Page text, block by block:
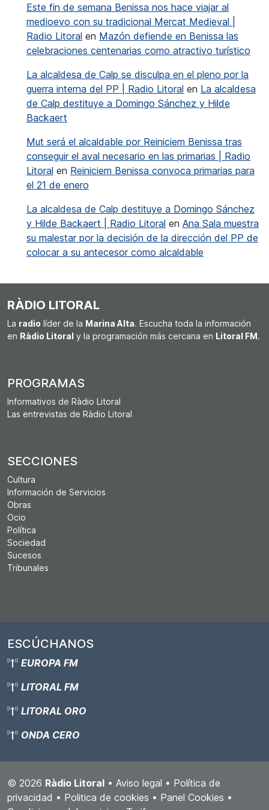
Este fin de semana Benissa nos hace viajar al
medioevo con su tradicional Mercat Medieval |
Radio Litoral en Mazón defiende en Benissa las
celebraciones centenarias como atractivo turístico
La alcaldesa de Calp se disculpa en el pleno por la
guerra interna del PP | Radio Litoral en La alcaldesa
de Calp destituye a Domingo Sánchez y Hilde
Backaert
Mut será el alcaldable por Reiniciem Benissa tras
conseguir el aval necesario en las primarias | Radio
Litoral en Reiniciem Benissa convoca primarias para
el 21 de enero
La alcaldesa de Calp destituye a Domingo Sánchez
y Hilde Backaert | Radio Litoral en Ana Sala muestra
su malestar por la decisión de la dirección del PP de
colocar a su antecesor como alcaldable
RÀDIO LITORAL
La radio líder de la Marina Alta. Escucha toda la información
en Ràdio Litoral y la programación más cercana en Litoral FM.
PROGRAMAS
Informativos de Ràdio Litoral
Las entrevistas de Ràdio Litoral
SECCIONES
Cultura
Información de Servicios
Obras
Ocio
Política
Sociedad
Sucesos
Tribunales
ESCÚCHANOS
EUROPA FM
LITORAL FM
LITORAL ORO
ONDA CERO
© 2026 Ràdio Litoral • Aviso legal • Política de
privacidad • Politica de cookies • Panel Cookies •